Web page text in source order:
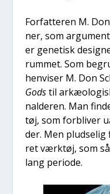
For­fat­te­ren M.
ner, som
er gene­tisk
rum­met. Som
hen­vi­ser M. Don
Godstil
nal­de­ren. Man
tøj, som for­bli­ver
der. Men
ret værk­tøj, som
lang peri­o­de.